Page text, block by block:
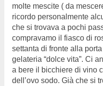
molte mescite ( da
ricordo personalmente
che si trovava a pochi
compravamo il fiasco di
settanta di fronte alla
gelateria “dolce vita”. Ci
a bere il bicchiere di vino
dell’ovo sodo. Già che si